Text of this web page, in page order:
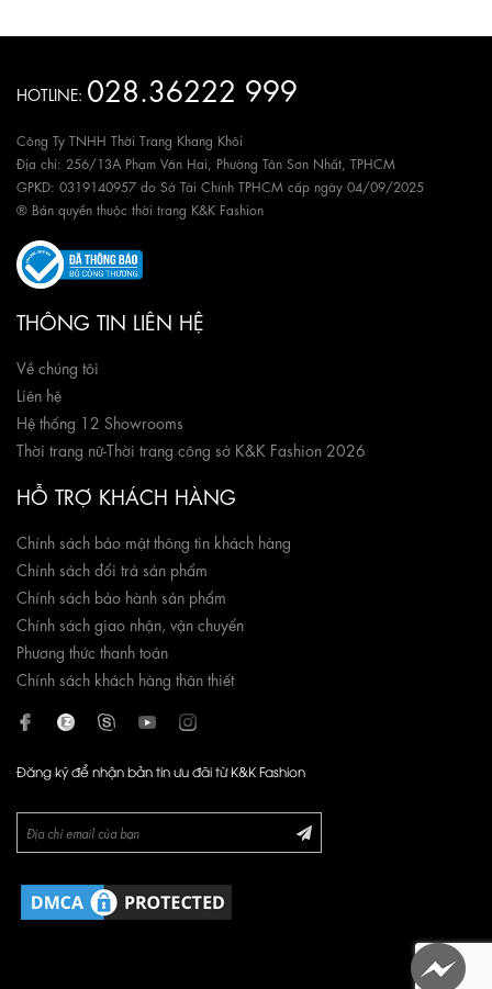
HOTLINE: 028.36222 999
Công Ty TNHH Thời Trang Khang Khôi
Địa chỉ: 256/13A Phạm Văn Hai, Phường Tân Sơn Nhất, TPHCM
GPKD: 0319140957 do Sở Tài Chính TPHCM cấp ngày 04/09/2025
® Bản quyền thuộc thời trang K&K Fashion
THÔNG TIN LIÊN HỆ
Về chúng tôi
Liên hệ
Hệ thống 12 Showrooms
Thời trang nữ-Thời trang công sở K&K Fashion 2026
HỖ TRỢ KHÁCH HÀNG
Chính sách bảo mật thông tin khách hàng
Chính sách đổi trả sản phẩm
Chính sách bảo hành sản phẩm
Chính sách giao nhận, vận chuyển
Phương thức thanh toán
Chính sách khách hàng thân thiết
Đăng ký để nhận bản tin ưu đãi từ K&K Fashion